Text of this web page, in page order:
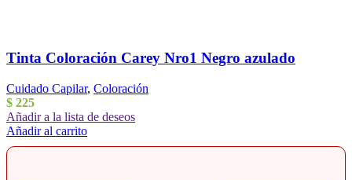
Tinta Coloración Carey Nro1 Negro azulado
Cuidado Capilar, Coloración
$ 225
Añadir a la lista de deseos
Añadir al carrito